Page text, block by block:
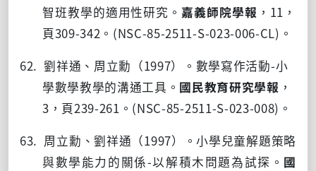
智班教學的適用性研究。 嘉義師院學報 ， 11 ，
頁309-342 。 (NSC-85-2511-S-023-006-CL) 。
62. 劉祥通、周立勳（1997）。數學寫作活動-小
學數學教學的溝通工具。 國民教育研究學報 ，
3 ，頁239-261 。 (NSC-85-2511-S-023-008) 。
63. 周立勳、劉祥通（1997）。小學兒童解題策略
與數學能力的關係-以解積木問題為試探。 國